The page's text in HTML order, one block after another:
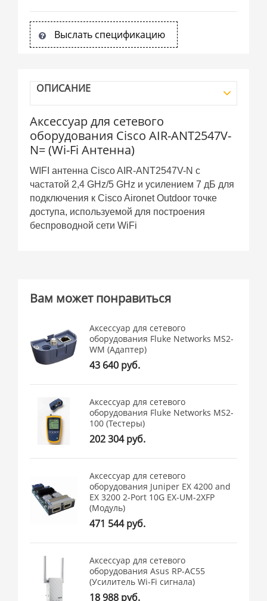
Выслать спецификацию
ОПИСАНИЕ
Аксессуар для сетевого
оборудования Cisco AIR-ANT2547V-
N= (Wi-Fi Антенна)
WIFI антенна Cisco AIR-ANT2547V-N с
частатой 2,4 GHz/5 GHz и усилением 7 дБ для
подключения к Cisco Aironet Outdoor точке
доступа, используемой для построения
беспроводной сети WiFi
Вам может понравиться
Аксессуар для сетевого
оборудования Fluke Networks MS2-
WM (Адаптер)
43 640 руб.
Аксессуар для сетевого
оборудования Fluke Networks MS2-
100 (Тестеры)
202 304 руб.
Аксессуар для сетевого
оборудования Juniper EX 4200 and
EX 3200 2-Port 10G EX-UM-2XFP
(Модуль)
471 544 руб.
Аксессуар для сетевого
оборудования Asus RP-AC55
(Усилитель Wi-Fi сигнала)
18 988 руб.